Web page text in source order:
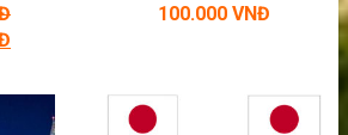
bờ sông thành phố Suriname
100.000 VNĐ